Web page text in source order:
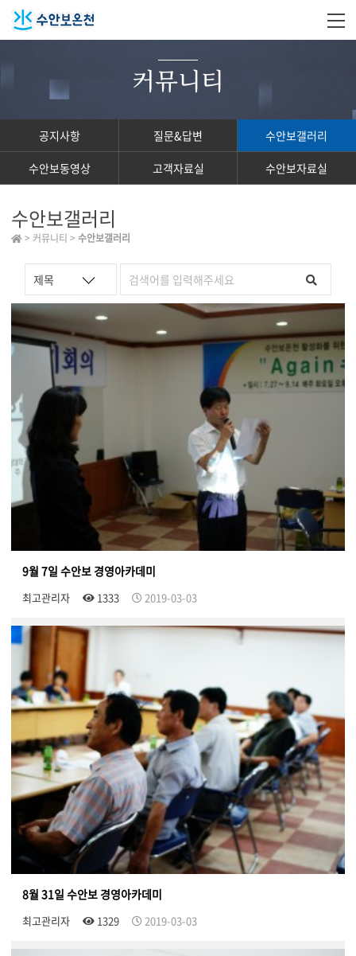
커뮤니티
공지사항 질문&답변 수안보갤러리
수안보동영상 고객자료실 수안보자료실
수안보갤러리
> 커뮤니티 > 수안보갤러리
9월 7일 수안보 경영아카데미
최고관리자 1333 2019-03-03
8월 31일 수안보 경영아카데미
최고관리자 1329 2019-03-03